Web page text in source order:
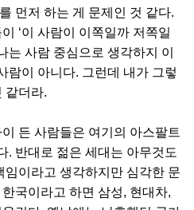
먼저 하는 게 문제인 것 같다.
‘이 사람이 이쪽일까 저쪽일
는 사람 중심으로 생각하지 이
람이 아니다. 그런데 내가 그렇
같더라.
든 사람들은 여기의 아스팔트
. 반대로 젊은 세대는 아무것도
임이라고 생각하지만 심각한 문
국이라고 하면 삼성, 현대차,